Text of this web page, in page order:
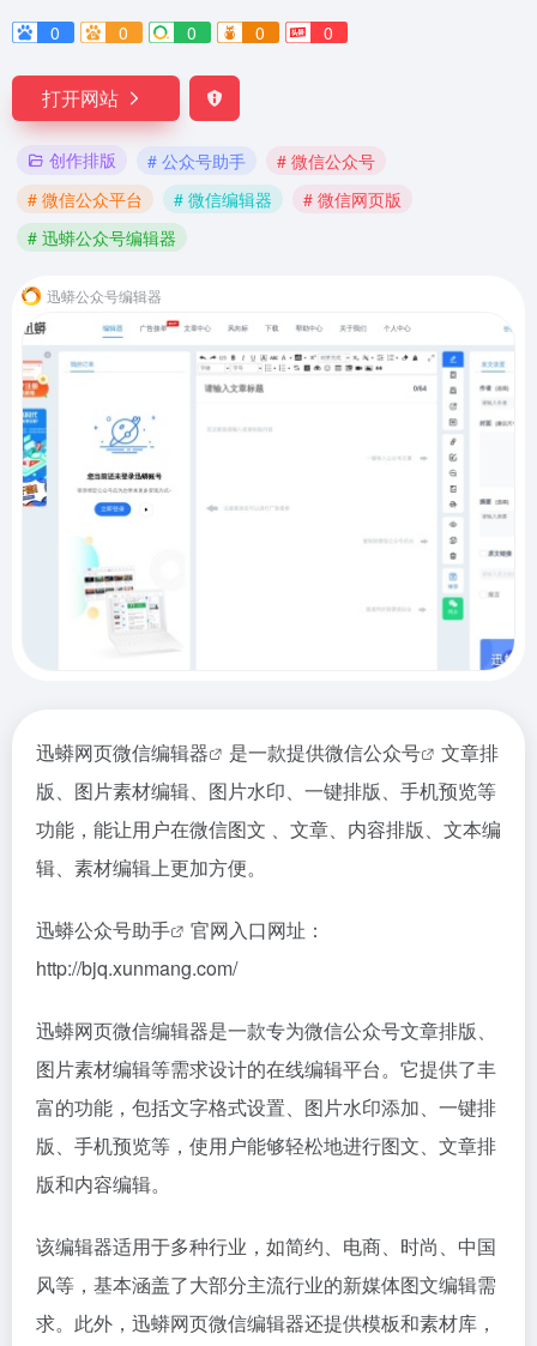
0
0 0 0 0
打开网站
创作排版 # 公众号助手
# 微信公众号
# 微信公众平台
# 微信编辑器
# 微信网页版
# 迅蟒公众号编辑器
迅蟒公众号编辑器
迅蟒网页微信编辑器 是一款提供微信公众号
文章排
版、图片素材编辑、图片水印、一键排版、手机预览等
功能，能让用户在微信图文 、文章、内容排版、文本编
辑、素材编辑上更加方便。
迅蟒公众号助手
官网入口网址：
http://bjq.xunmang.com/
迅蟒网页微信编辑器是一款专为微信公众号文章排版、
图片素材编辑等需求设计的在线编辑平台。它提供了丰
富的功能，包括文字格式设置、图片水印添加、一键排
版、手机预览等，使用户能够轻松地进行图文、文章排
版和内容编辑。
该编辑器适用于多种行业，如简约、电商、时尚、中国
风等，基本涵盖了大部分主流行业的新媒体图文编辑需
求。此外，迅蟒网页微信编辑器还提供模板和素材库，